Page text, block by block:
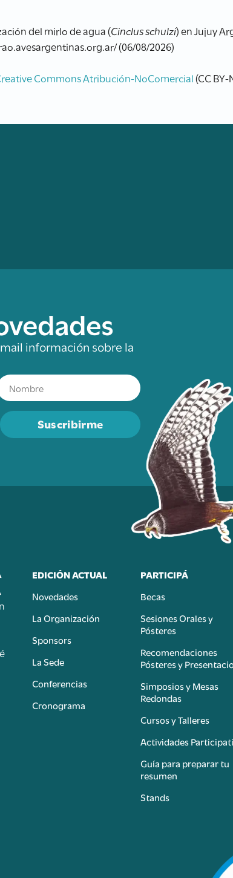
del mirlo de agua (Cinclus schulzi) en Jujuy
(06/08/2026)
Commons Atribución-NoComercial(CC BY-
información sobre la
Suscribirme
EDICIÓN ACTUAL
Novedades
La Organización
Sponsors
La Sede
Conferencias
Cronograma
PARTICIPÁ
Becas
Sesiones Orales y
Pósteres
Recomendaciones
Pósteres y
Simposios y Mesas
Redondas
Cursos y Talleres
Actividades
Guía para preparar tu
resumen
Stands